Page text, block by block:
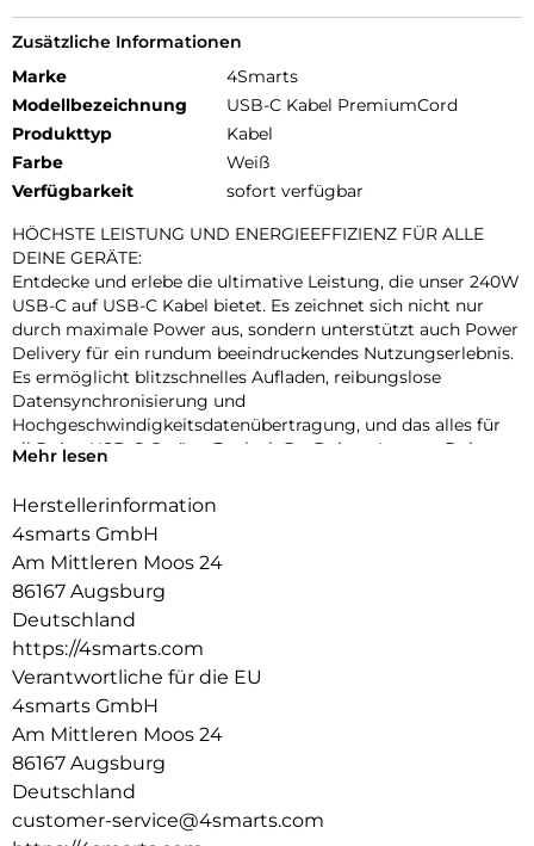
Zusätzliche Informationen
Marke
4Smarts
Modellbezeichnung
USB-C Kabel PremiumCord
Produkttyp
Kabel
Farbe
Weiß
Verfügbarkeit
sofort verfügbar
HÖCHSTE LEISTUNG UND ENERGIEEFFIZIENZ FÜR ALLE
DEINE GERÄTE:
Entdecke und erlebe die ultimative Leistung, die unser 240W
USB-C auf USB-C Kabel bietet. Es zeichnet sich nicht nur
durch maximale Power aus, sondern unterstützt auch Power
Delivery für ein rundum beeindruckendes Nutzungserlebnis.
Es ermöglicht blitzschnelles Aufladen, reibungslose
Datensynchronisierung und
Hochgeschwindigkeitsdatenübertragung, und das alles für
all Deine USB-C Geräte. Egal, ob Du Deinen Laptop, Dein
Kabel liefert die optimale Power und Leistung und selbst
Kabel ist mit seinen USB 3.1 Steckern die zukunftssichere
Lösung für Deine Anforderungen. Es zeichnet sich nicht nur
durch seine beeindruckende Leistung aus, sondern setzt
auch auf fortschrittliche Energieeffizienz dank des
innovativen E-Mark-Chips. Dieser hochmoderne Chip
minimiert Energieverluste und stellt sicher, dass die volle
Leistung effizient und umweltfreundlich an Dein Gerät
geliefert wird. Dies bedeutet nicht nur schnellere Ladezeiten,
sondern auch einen bewussteren Umgang mit Energie und
einen geringeren CO2-Fußabdruck. Unser Kabel ermöglicht
es Dir, Zeit und Ressourcen zu sparen, während Du
Mehr lesen
Herstellerinformation
4smarts GmbH
Am Mittleren Moos 24
86167 Augsburg
Deutschland
https://4smarts.com
Verantwortliche für die EU
4smarts GmbH
Am Mittleren Moos 24
86167 Augsburg
Deutschland
customer-service@4smarts.com